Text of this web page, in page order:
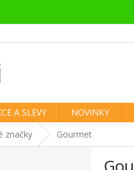
A SLEVY NOVINKY
značky Gourmet